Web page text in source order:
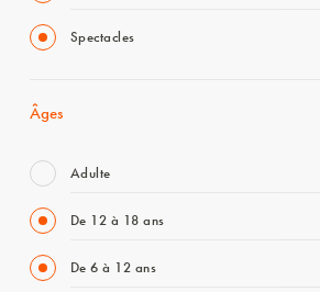
Spectacles
Âges
Adulte
De 12 à 18 ans
De 6 à 12 ans